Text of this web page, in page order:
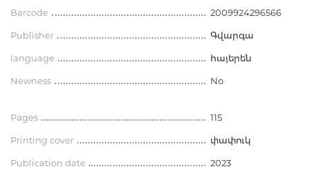
Barcode 2009924296566
Publisher Գվարգա
language հայերեն
Newness No
Pages 115
Printing cover փափուկ
Publication date 2023